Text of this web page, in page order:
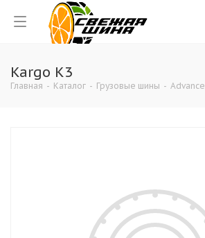
Kargo K3
Главная - Каталог - Грузовые шины - Advance